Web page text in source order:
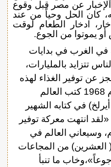
عن مصر قبل وقوع
كان الحل وحياً من عند
ادخار الطعام لوقت
أو يموتوا من الجوع.
في الغرب في بدايات
تتزايد بالمليارات،
عن توفير الغذاء لهذه
الأعداد المتزايدة، وفي عام 1968 كتب العالم
في كتابه الشهير
انتهت معركة توفير
وسيعاني العالم في
العشرين) من المجاعات
ما تنبأ